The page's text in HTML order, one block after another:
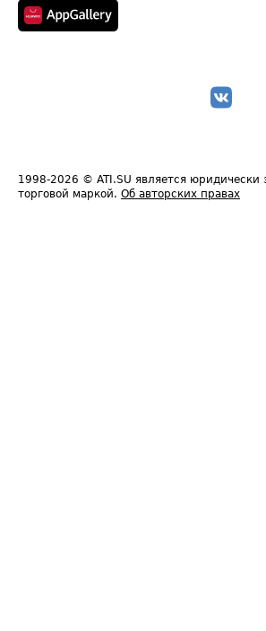
1998-2026 © ATI.SU является юридически
торговой маркой. Об авторских правах